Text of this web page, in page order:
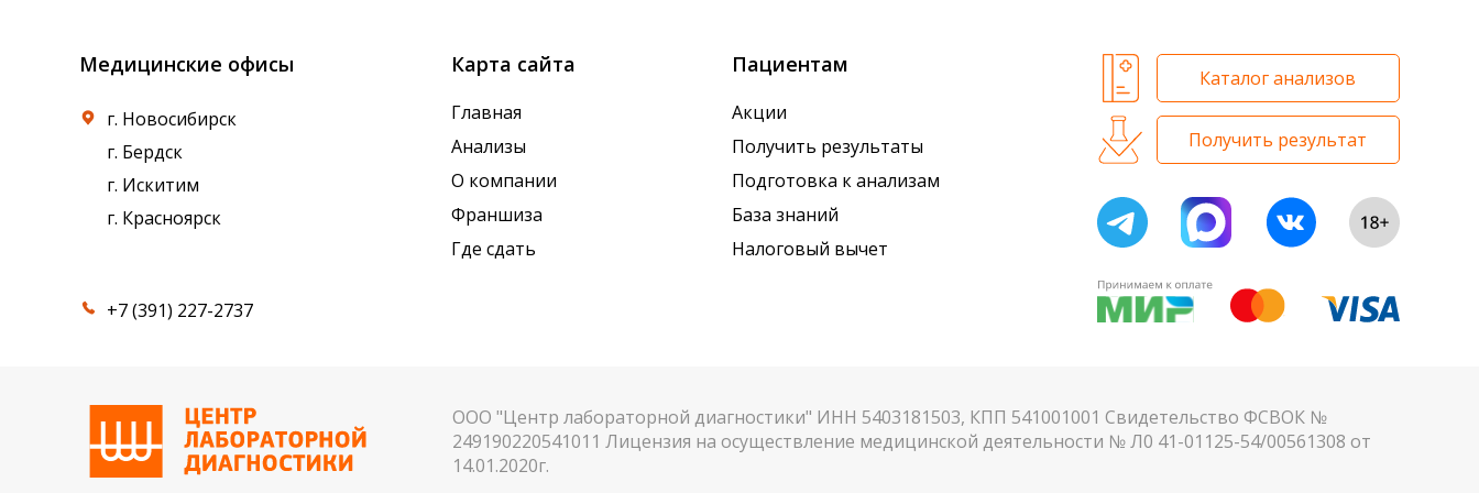
Медицинские офисы
г. Новосибирск
г. Бердск
г. Искитим
г. Красноярск
+7 (391) 227-2737
Карта сайта
Главная
Анализы
О компании
Франшиза
Где сдать
Пациентам
Акции
Получить результаты
Подготовка к анализам
База знаний
Налоговый вычет
Каталог анализов
Получить результат
ООО "Центр лабораторной диагностики" ИНН 5403181503, КПП 541001001 Свидетельство ФСВОК №
249190220541011 Лицензия на осуществление медицинской деятельности № Л0 41-01125-54/00561308 от
14.01.2020г.